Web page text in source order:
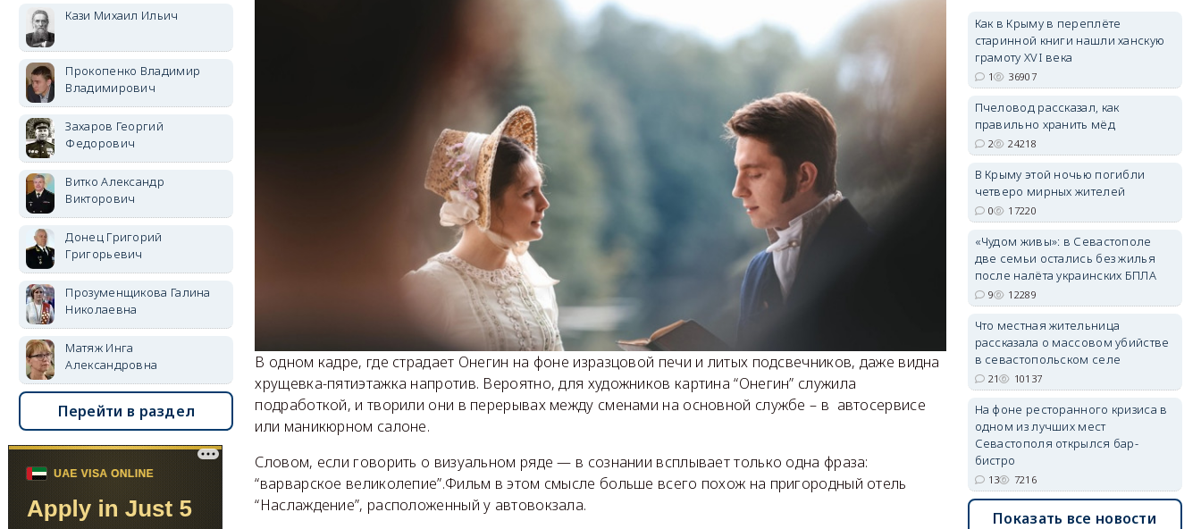
В одном кадре, где страдает Онегин на фоне изразцовой печи и литых подсвечников, даже видна
хрущевка-пятиэтажка напротив. Вероятно, для художников картина “Онегин” служила
подработкой, и творили они в перерывах между сменами на основной службе – в автосервисе
или маникюрном салоне.
Словом, если говорить о визуальном ряде — в сознании всплывает только одна фраза:
“варварское великолепие”.Фильм в этом смысле больше всего похож на пригородный отель
“Наслаждение”, расположенный у автовокзала.
Кази Михаил Ильич
Прокопенко Владимир
Владимирович
Захаров Георгий
Федорович
Витко Александр
Викторович
Донец Григорий
Григорьевич
Прозуменщикова Галина
Николаевна
Матяж Инга
Александровна
Перейти в раздел
erid: 2SDnjdvhGXG
Как в Крыму в переплёте
старинной книги нашли ханскую
грамоту XVI века
1 36907
Пчеловод рассказал, как
правильно хранить мёд
2 24218
В Крыму этой ночью погибли
четверо мирных жителей
0 17220
«Чудом живы»: в Севастополе
две семьи остались без жилья
после налёта украинских БПЛА
9 12289
Что местная жительница
рассказала о массовом убийстве
в севастопольском селе
21 10137
На фоне ресторанного кризиса в
одном из лучших мест
Севастополя открылся бар-
бистро
13 7216
Показать все новости